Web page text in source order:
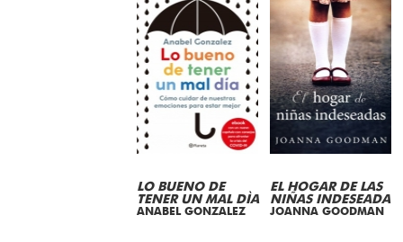
LO BUENO DE
TENER UN MAL DÌA
ANABEL GONZALEZ
EL HOGAR DE LAS
NIÑAS INDESEADA
JOANNA GOODMAN